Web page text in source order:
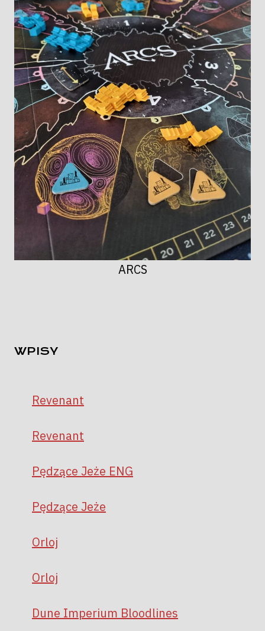
ARCS
WPISY
Revenant
Revenant
Pędzące Jeże ENG
Pędzące Jeże
Orloj
Orloj
Dune Imperium Bloodlines